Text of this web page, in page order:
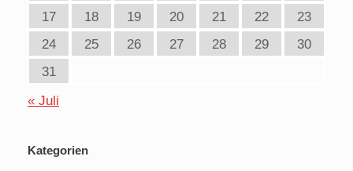
17
18 19 20 21 22
23
24
25 26 27 28 29
30
31
« Juli
Kategorien